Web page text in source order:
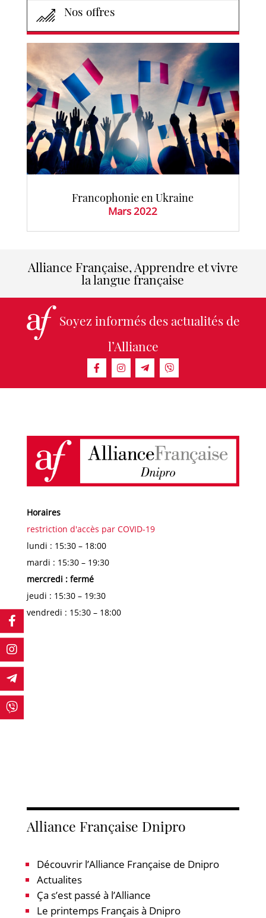
Nos offres
Francophonie en Ukraine
Mars 2022
Alliance Française, Apprendre et vivre
la langue française
Soyez informés des actualités de
l’Alliance
Horaires
restriction d'accès par COVID-19
lundi : 15:30 – 18:00
mardi : 15:30 – 19:30
mercredi : fermé
jeudi : 15:30 – 19:30
vendredi : 15:30 – 18:00
Alliance Française Dnipro
Découvrir l’Alliance Française de Dnipro
Actualites
Ça s’est passé à l’Alliance
Le printemps Français à Dnipro